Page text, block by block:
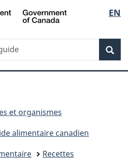
Passer
au
Passer
à
du
Passer
à
simplifiée
de
la
EN
et organismes
alimentaire canadien
Recettes